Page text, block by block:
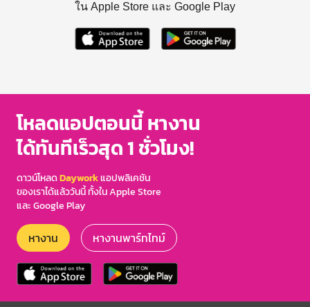
ใน Apple Store และ Google Play
โหลดแอปตอนนี้ หางาน
ได้ทันทีเร็วสุด 1 ชั่วโมง!
ดาวน์โหลดDayworkแอปพลิเคชัน
ของเราได้แล้ววันนี้ ทั้งใน Apple Store
และ Google Play
หางาน หางานพาร์ทไทม์